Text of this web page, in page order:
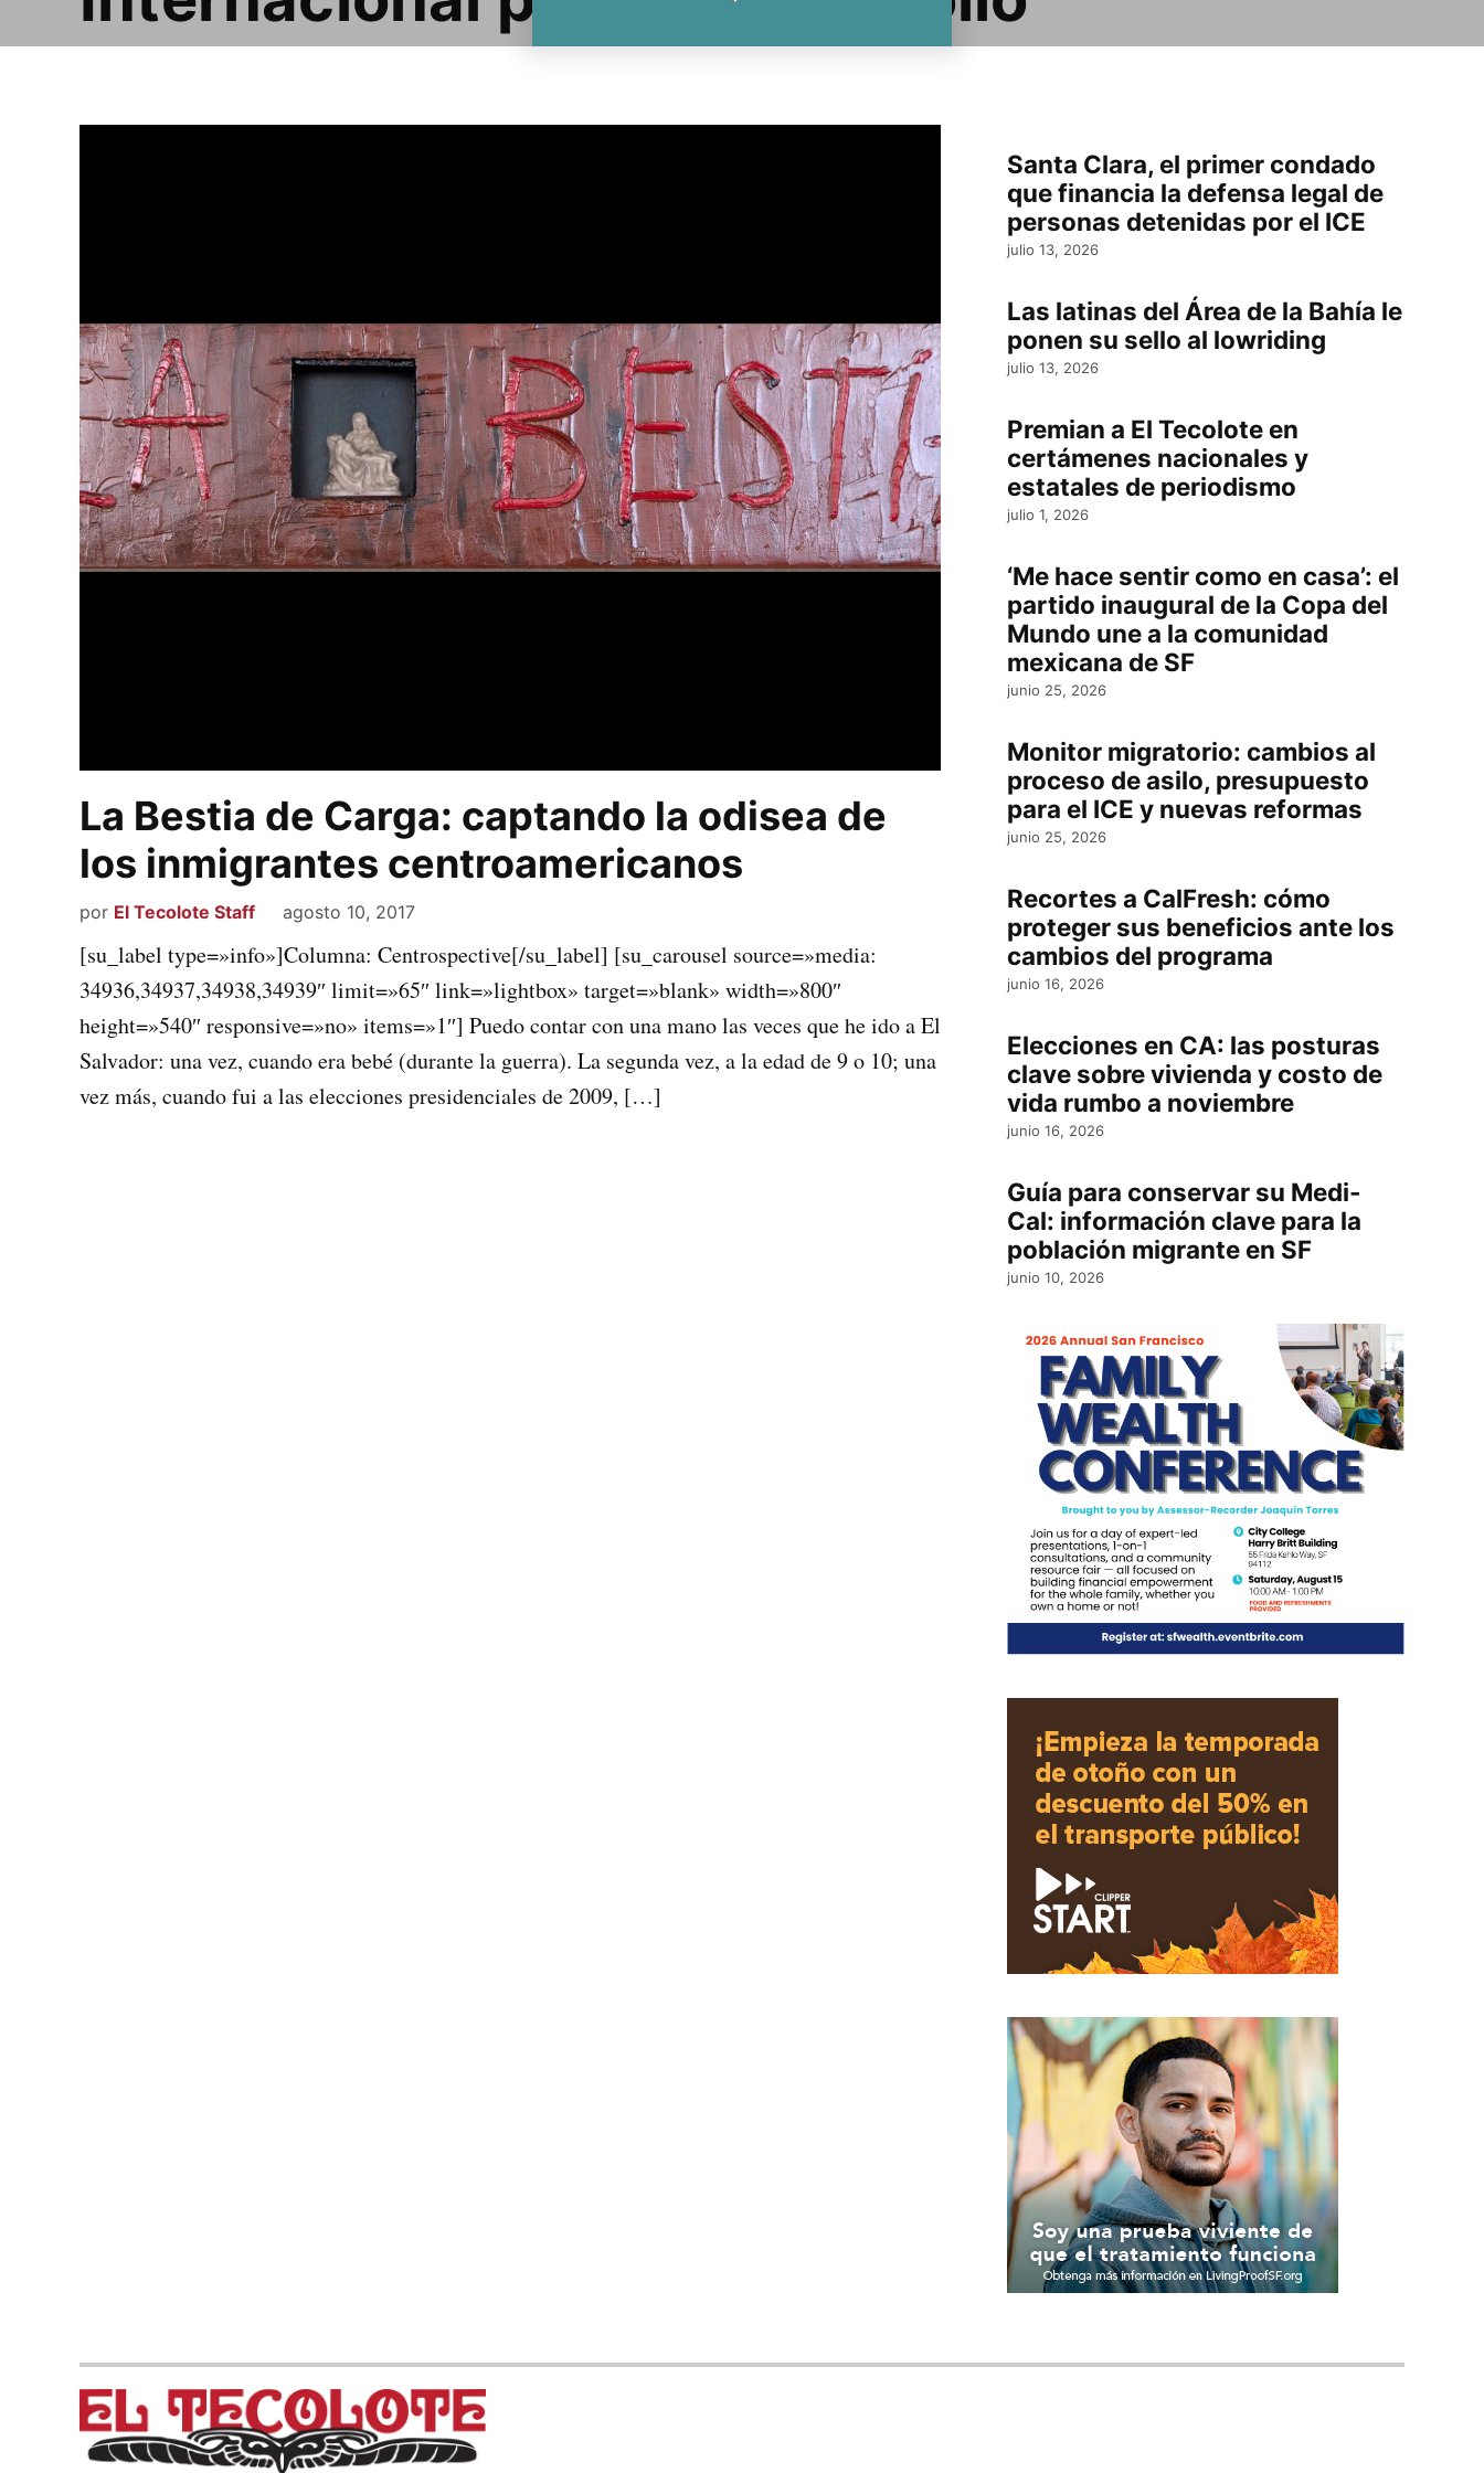
La Bestia de Carga: captando la odisea de
los inmigrantes centroamericanos
por El Tecolote Staff agosto 10, 2017
[su_label type=»info»]Columna: Centrospective[/su_label] [su_carousel source=»media:
34936,34937,34938,34939″ limit=»65″ link=»lightbox» target=»blank» width=»800″
height=»540″ responsive=»no» items=»1″] Puedo contar con una mano las veces que he ido a El
Salvador: una vez, cuando era bebé (durante la guerra). La segunda vez, a la edad de 9 o 10; una
vez más, cuando fui a las elecciones presidenciales de 2009, […]
Santa Clara, el primer condado
que financia la defensa legal de
personas detenidas por el ICE
julio 13, 2026
Las latinas del Área de la Bahía le
ponen su sello al lowriding
julio 13, 2026
Premian a El Tecolote en
certámenes nacionales y
estatales de periodismo
julio 1, 2026
‘Me hace sentir como en casa’: el
partido inaugural de la Copa del
Mundo une a la comunidad
mexicana de SF
junio 25, 2026
Monitor migratorio: cambios al
proceso de asilo, presupuesto
para el ICE y nuevas reformas
junio 25, 2026
Recortes a CalFresh: cómo
proteger sus beneficios ante los
cambios del programa
junio 16, 2026
Elecciones en CA: las posturas
clave sobre vivienda y costo de
vida rumbo a noviembre
junio 16, 2026
Guía para conservar su Medi-
Cal: información clave para la
población migrante en SF
junio 10, 2026